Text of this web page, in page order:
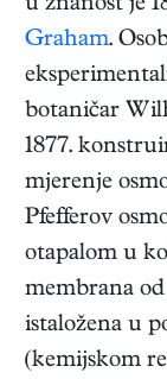
u znanost je
Graham.
botaničar
1877.
mjerenje
Pfefferov
otapalom u
membrana
istaložena u
(kemijskom